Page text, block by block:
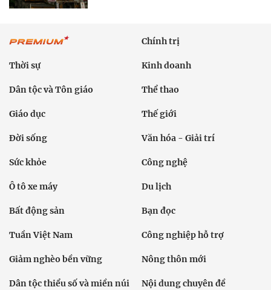
Chính trị
Thời sự Kinh doanh
Dân tộc và Tôn giáo Thể thao
Giáo dục Thế giới
Đời sống Văn hóa - Giải trí
Sức khỏe Công nghệ
Ô tô xe máy Du lịch
Bất động sản Bạn đọc
Tuần Việt Nam Công nghiệp hỗ trợ
Giảm nghèo bền vững Nông thôn mới
Dân tộc thiểu số và miền núi Nội dung chuyên đề